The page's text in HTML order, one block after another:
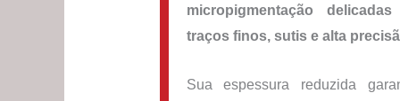
micropigmentação
traços finos, sutis e alta
Sua espessura reduzida